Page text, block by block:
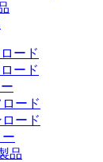
ード
ード
ード
ード
品